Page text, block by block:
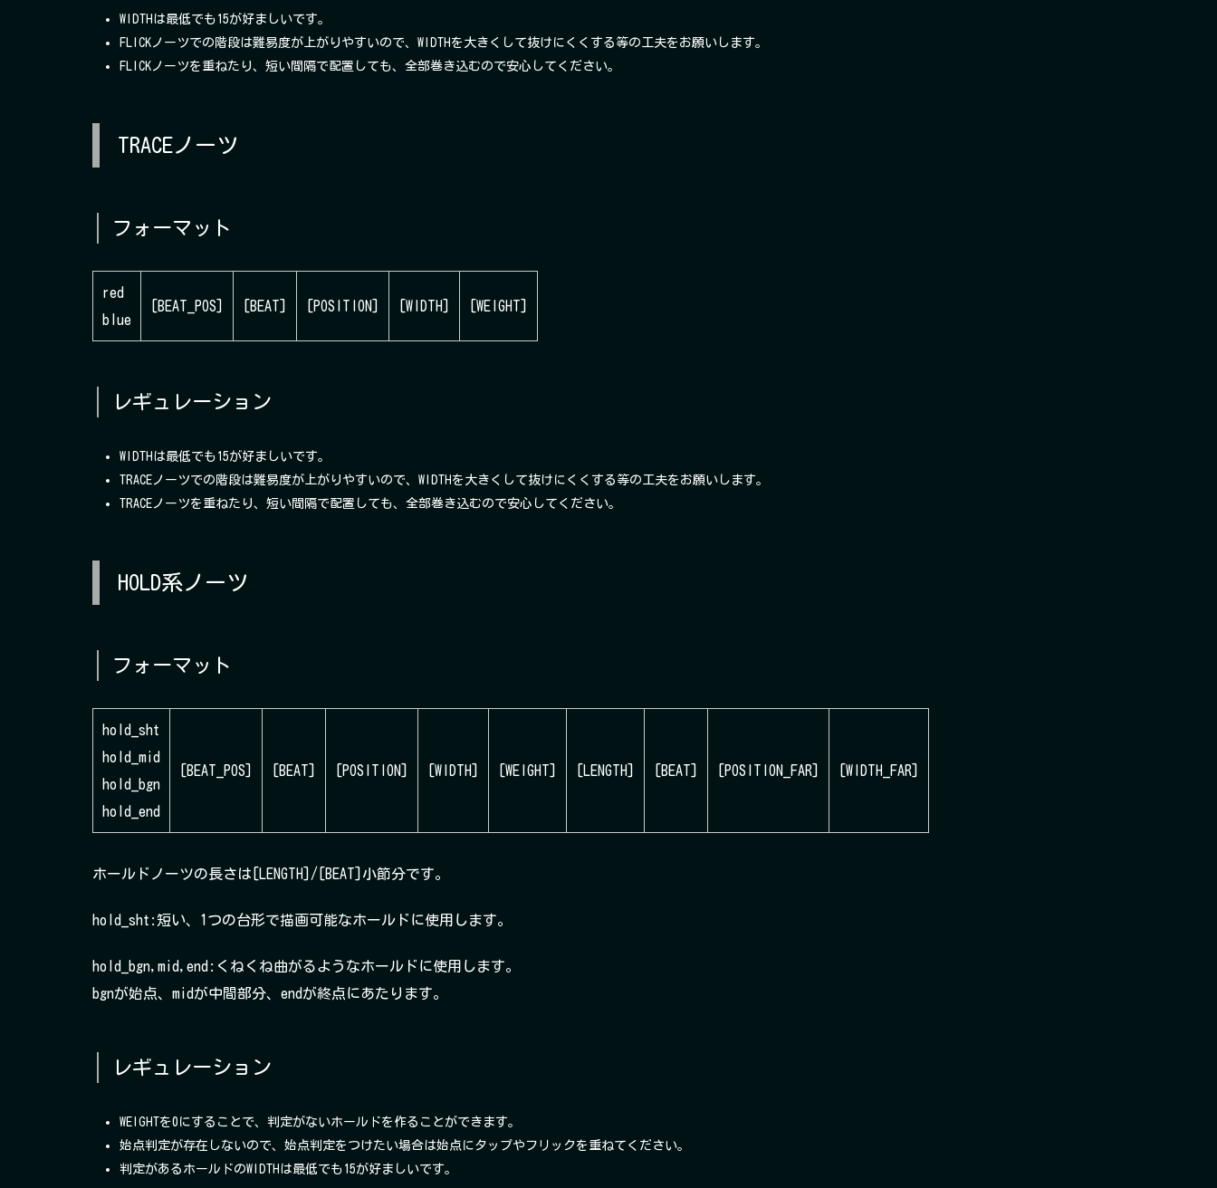
WIDTHは最低でも15が好ましいです。
FLICKノーツでの階段は難易度が上がりやすいので、WIDTHを大きくして抜けにくくする等の工夫をお願いします。
FLICKノーツを重ねたり、短い間隔で配置しても、全部巻き込むので安心してください。
TRACEノーツ
フォーマット
red
blue
[BEAT_POS] [BEAT] [POSITION] [WIDTH] [WEIGHT]
レギュレーション
WIDTHは最低でも15が好ましいです。
TRACEノーツでの階段は難易度が上がりやすいので、WIDTHを大きくして抜けにくくする等の工夫をお願いします。
TRACEノーツを重ねたり、短い間隔で配置しても、全部巻き込むので安心してください。
HOLD系ノーツ
フォーマット
hold_sht
hold_mid
hold_bgn
hold_end
[BEAT_POS] [BEAT] [POSITION] [WIDTH] [WEIGHT] [LENGTH] [BEAT] [POSITION_FAR] [WIDTH_FAR]
ホールドノーツの長さは[LENGTH]/[BEAT]小節分です。
hold_sht:短い、1つの台形で描画可能なホールドに使用します。
hold_bgn,mid,end:くねくね曲がるようなホールドに使用します。
bgnが始点、midが中間部分、endが終点にあたります。
レギュレーション
WEIGHTを0にすることで、判定がないホールドを作ることができます。
始点判定が存在しないので、始点判定をつけたい場合は始点にタップやフリックを重ねてください。
判定があるホールドのWIDTHは最低でも15が好ましいです。